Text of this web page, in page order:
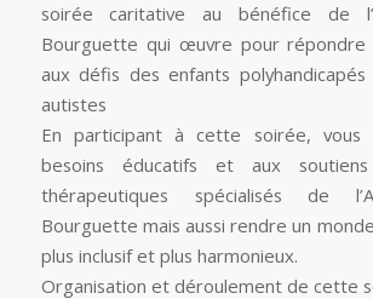
soirée caritative au bénéfice de
Bourguette qui œuvre pour répondre
aux défis des enfants
autistes
En participant à cette soirée, vous
besoins éducatifs et aux
thérapeutiques spécialisés de
Bourguette mais aussi rendre un
plus inclusif et plus harmonieux.
Organisation et déroulement de cette